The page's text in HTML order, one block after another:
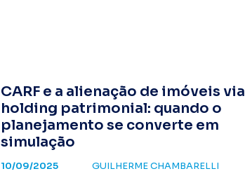
CARF e a alienação de imóveis via
holding patrimonial: quando o
planejamento se converte em
simulação
10/09/2025 GUILHERME CHAMBARELLI